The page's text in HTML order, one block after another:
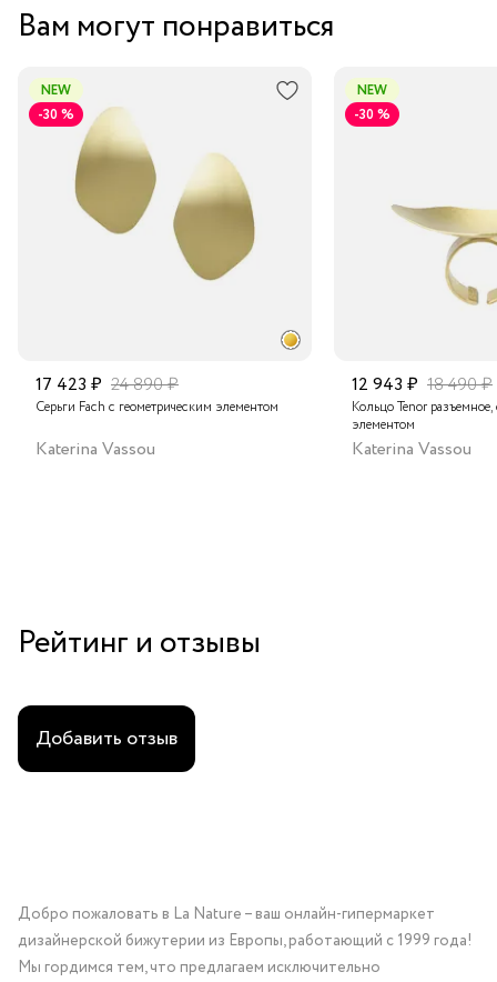
Вам могут понравиться
NEW
-30 %
17 423 ₽ 24 890 ₽
Серьги Fach с геометрическим элементом
Katerina Vassou
NEW
-30 %
12 943 ₽ 18 490 ₽
Кольцо Tenor
элементом
Katerina Vassou
Рейтинг и отзывы
Добавить отзыв
Добро пожаловать в La Nature – ваш онлайн-гипермаркет
дизайнерской бижутерии из Европы, работающий с 1999 года!
Мы гордимся тем, что предлагаем исключительно